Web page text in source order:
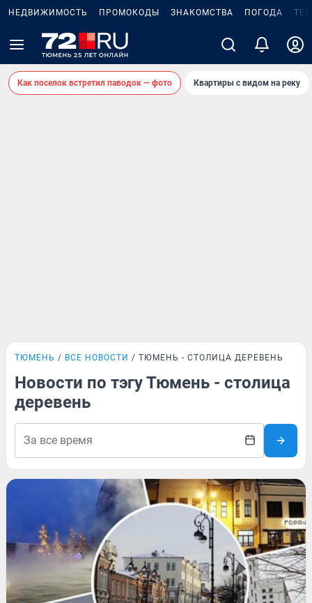
НЕДВИЖИМОСТЬ ПРОМОКОДЫ ЗНАКОМСТВА ПОГОДА
Как поселок встретил паводок — фото Квартиры с видом на реку
ТЮМЕНЬ ВСЕ НОВОСТИ ТЮМЕНЬ - СТОЛИЦА ДЕРЕВЕНЬ
Новости по тэгу Тюмень - столица
деревень